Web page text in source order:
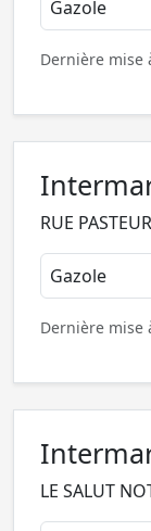
Gazole
Dernière mise
RUE
Gazole
Dernière mise
LE SALUT